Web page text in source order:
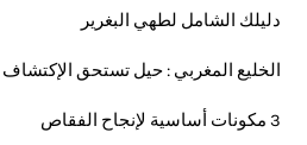
دليلك الشامل لطهي البغرير
الخليع المغربي : حيل تستحق الإكتشاف
3 مكونات أساسية لإنجاح الفقاص